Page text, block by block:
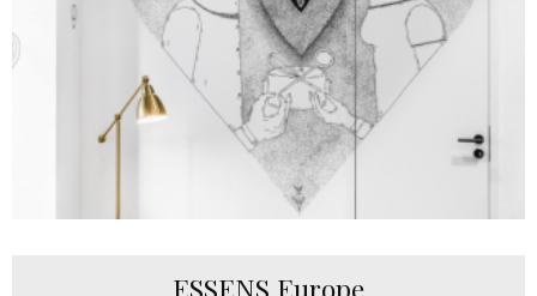
ESSENS Europe